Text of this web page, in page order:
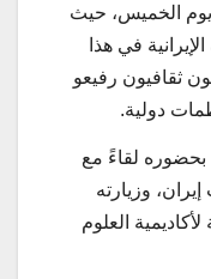
يوم الخميس، حيث
في هذا
ثقافيون رفيعو
بحضوره لقاءً مع
وزيارته
العلوم